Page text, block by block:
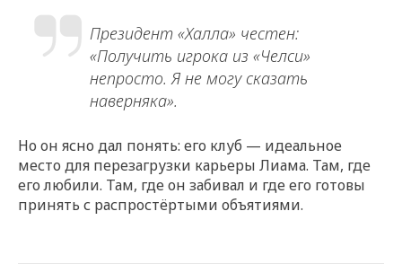
Президент «Халла» честен:
«Получить игрока из «Челси»
непросто. Я не могу сказать
наверняка».
Но он ясно дал понять: его клуб — идеальное
место для перезагрузки карьеры Лиама. Там, где
его любили. Там, где он забивал и где его готовы
принять с распростёртыми объятиями.